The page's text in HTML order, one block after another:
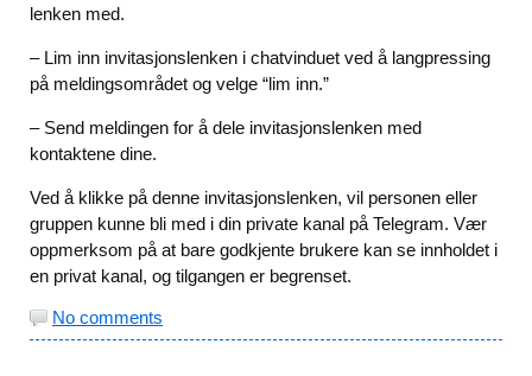
lenken med.
– Lim inn invitasjonslenken i chatvinduet ved å langpressing
på meldingsområdet og velge “lim inn.”
– Send meldingen for å dele invitasjonslenken med
kontaktene dine.
Ved å klikke på denne invitasjonslenken, vil personen eller
gruppen kunne bli med i din private kanal på Telegram. Vær
oppmerksom på at bare godkjente brukere kan se innholdet i
en privat kanal, og tilgangen er begrenset.
No comments